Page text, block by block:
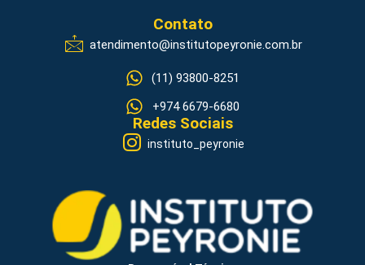
Contato
atendimento@institutopeyronie.com.br
(11) 93800-8251
+974 6679-6680
Redes Sociais
instituto_peyronie